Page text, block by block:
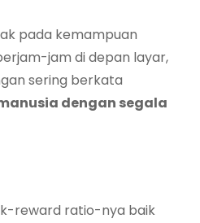
pada kemampuan
jam di depan layar,
sering berkata
dengan segala
reward ratio-nya baik